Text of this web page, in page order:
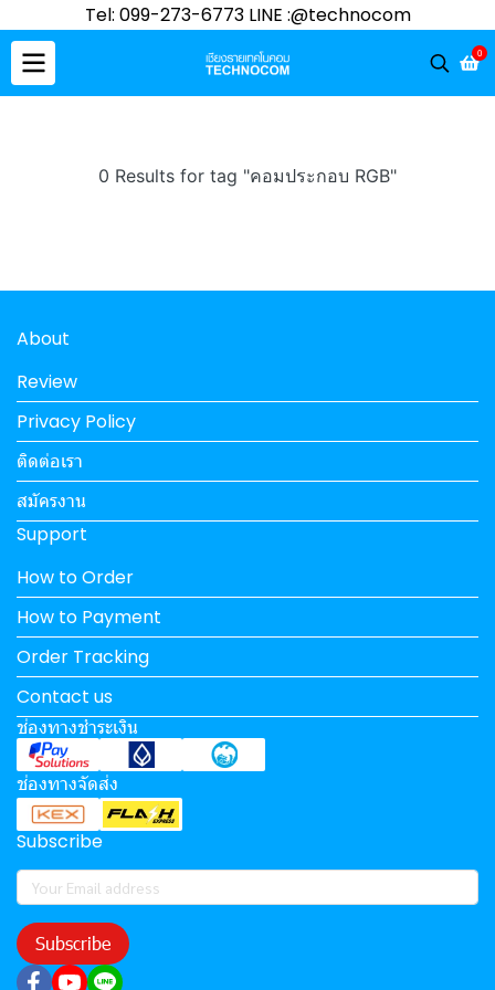
Tel: 099-273-6773 LINE :@technocom
0
0 Results for tag "คอมประกอบ RGB"
About
Review
Privacy Policy
ติดต่อเรา
สมัครงาน
Support
How to Order
How to Payment
Order Tracking
Contact us
ช่องทางชำระเงิน
ช่องทางจัดส่ง
Subscribe
Subscribe